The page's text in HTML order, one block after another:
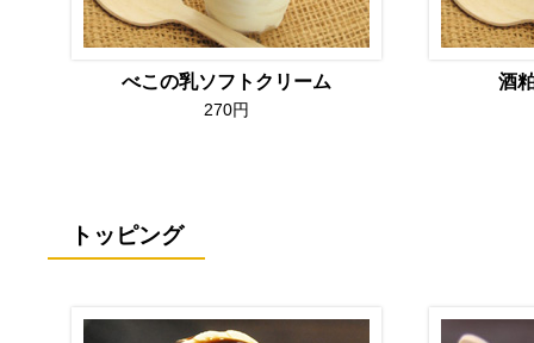
べこの乳ソフトクリーム
270円
酒
トッピング